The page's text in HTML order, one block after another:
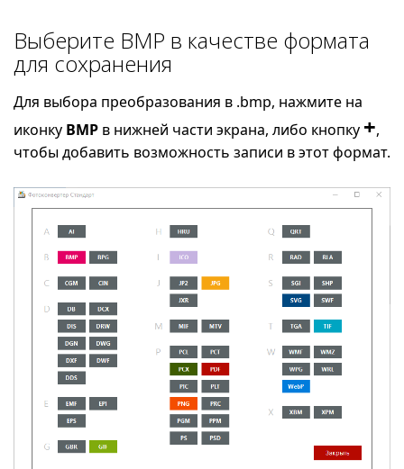
Выберите BMP в качестве формата
для сохранения
Для выбора преобразования в .bmp, нажмите на
иконку BMP в нижней части экрана, либо кнопку +,
чтобы добавить возможность записи в этот формат.